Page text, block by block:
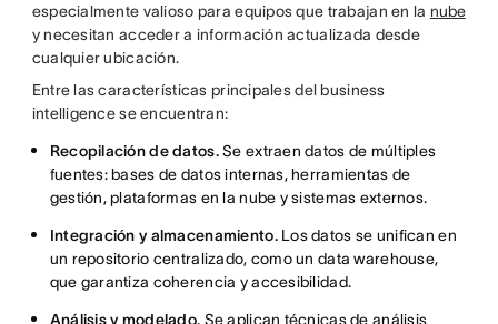
especialmente valioso para equipos que trabajan en la nube
y necesitan acceder a información actualizada desde
cualquier ubicación.
Entre las características principales del business
intelligence se encuentran:
Recopilación de datos.Se extraen datos de múltiples
fuentes: bases de datos internas, herramientas de
gestión, plataformas en la nube y sistemas externos.
Integración y almacenamiento.Los datos se unifican en
un repositorio centralizado, como un data warehouse,
que garantiza coherencia y accesibilidad.
Análisis y modelado. Se aplican técnicas de análisis